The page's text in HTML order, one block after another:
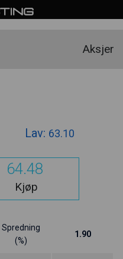
Aksjer
Lav: 63.10
64.48
Kjøp
Spredning
(%)
1.90